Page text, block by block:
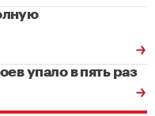
упало в пять раз